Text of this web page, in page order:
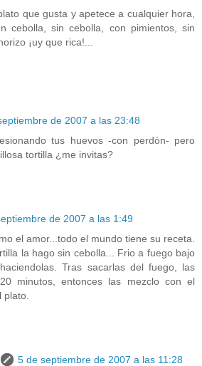
que gusta y apetece a cualquier hora,
cebolla, sin cebolla, con pimientos, sin
¡uy que rica!...
de 2007 a las 23:48
tus huevos -con perdón- pero
tortilla ¿me invitas?
de 2007 a las 1:49
el amor...todo el mundo tiene su receta.
la hago sin cebolla... Frio a fuego bajo
Tras sacarlas del fuego, las
minutos, entonces las mezclo con el
plato.
5 de septiembre de 2007 a las 11:28